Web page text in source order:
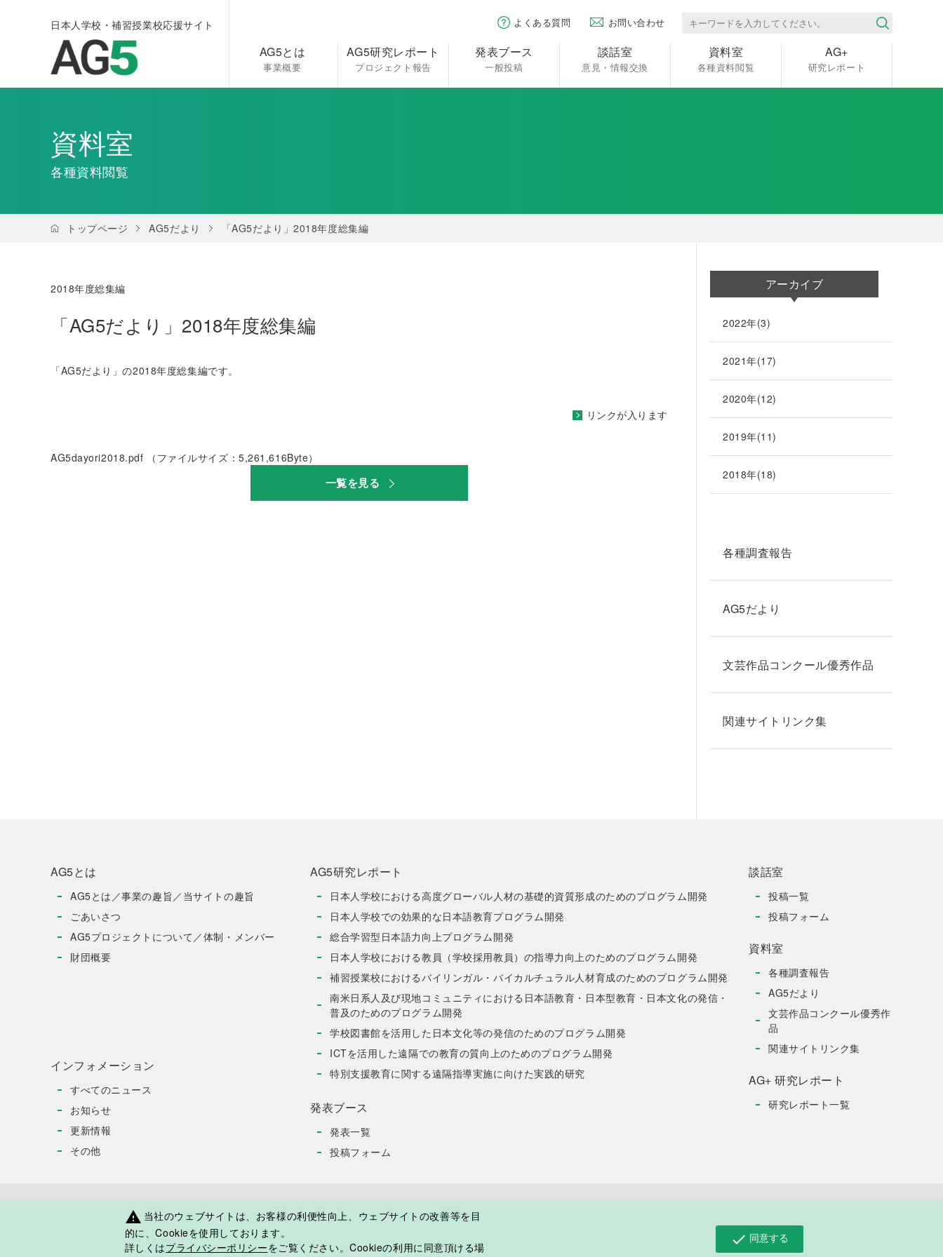
日本人学校・補習授業校応援サイト よくある質問 お問い合わせ
AG5とは
事業概要
AG5研究レポート
プロジェクト報告
発表ブース
一般投稿
談話室
意見・情報交換
資料室
各種資料閲覧
AG+
研究レポート
資料室
各種資料閲覧
トップページ AG5だより 「AG5だより」2018年度総集編
2018年度総集編
「AG5だより」2018年度総集編
「AG5だより」の2018年度総集編です。
リンクが入ります
AG5dayori2018.pdf （ファイルサイズ：5,261,616Byte）
一覧を見る
アーカイブ
2022年(3)
2021年(17)
2020年(12)
2019年(11)
2018年(18)
各種調査報告
AG5だより
文芸作品コンクール優秀作品
関連サイトリンク集
AG5とは
AG5とは／事業の趣旨／当サイトの趣旨
ごあいさつ
AG5プロジェクトについて／体制・メンバー
財団概要
インフォメーション
すべてのニュース
お知らせ
更新情報
その他
AG5研究レポート
日本人学校における高度グローバル人材の基礎的資質形成のためのプログラム開発
日本人学校での効果的な日本語教育プログラム開発
総合学習型日本語力向上プログラム開発
日本人学校における教員（学校採用教員）の指導力向上のためのプログラム開発
補習授業校におけるバイリンガル・バイカルチュラル人材育成のためのプログラム開発
南米日系人及び現地コミュニティにおける日本語教育・日本型教育・日本文化の発信・
普及のためのプログラム開発
学校図書館を活用した日本文化等の発信のためのプログラム開発
ICTを活用した遠隔での教育の質向上のためのプログラム開発
特別支援教育に関する遠隔指導実施に向けた実践的研究
発表ブース
発表一覧
投稿フォーム
談話室
投稿一覧
投稿フォーム
資料室
各種調査報告
AG5だより
文芸作品コンクール優秀作
品
関連サイトリンク集
AG+ 研究レポート
研究レポート一覧
日本人学校・補習授業校応援サイト JOESについて プライバシーポリシー ご利用上の注意
©2018 Japan Overseas Educational Services
warning 当社のウェブサイトは、お客様の利便性向上、ウェブサイトの改善等を目
的に、Cookieを使用しております。
詳しくはプライバシーポリシーをご覧ください。Cookieの利用に同意頂ける場
check 同意する